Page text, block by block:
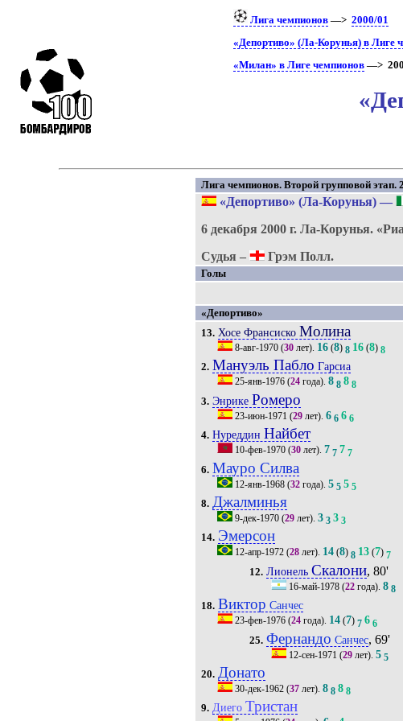
Лига чемпионов—> 2000/01
«Депортиво» (Ла-Корунья) в Лиге
«Милан» в Лиге чемпионов—>
Лига чемпионов. Второй групповой этап.
«Депортиво» (Ла-Корунья) —
6 декабря 2000 г.Ла-Корунья.
Судья –
Грэм Полл.
Голы
«Депортиво»
13. Хосе Франсиско Молина
8-авг-1970 (30 лет). 16 (8) 8 16 (8) 8
2. Мануэль Пабло Гарсиа
25-янв-1976 (24 года).8 8 8 8
3. Энрике Ромеро
23-июн-1971 (29 лет).6 6 6 6
4. Нуреддин Найбет
10-фев-1970 (30 лет).7 7 7 7
6. Мауро Силва
12-янв-1968 (32 года).5 5 5 5
8. Джалминья
9-дек-1970 (29 лет).3 3 3 3
14. Эмерсон
12-апр-1972 (28 лет). 14 (8) 8 13 (7) 7
12. ЛионельСкалони, 80'
16-май-1978(22года). 8 8
18. Виктор Санчес
23-фев-1976 (24 года). 14 (7) 7 6 6
25. Фернандо Санчес, 69'
12-сен-1971 (29лет). 5 5
20. Донато
30-дек-1962 (37 лет).8 8 8 8
9. ДиегоТристан